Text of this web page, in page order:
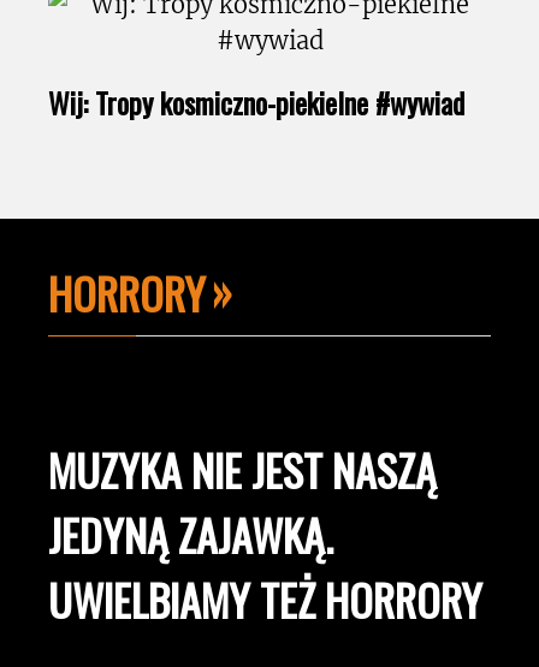
Wij: Tropy kosmiczno-piekielne #wywiad
HORRORY
MUZYKA NIE JEST NASZĄ
JEDYNĄ ZAJAWKĄ.
UWIELBIAMY TEŻ HORRORY